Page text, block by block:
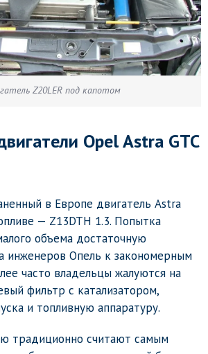
Z20LER под капотом
Opel Astra GTC
в Европе двигатель Astra
— Z13DTH 1.3. Попытка
объема достаточную
инженеров Опель к закономерным
часто владельцы жалуются на
фильтр с катализатором,
и топливную аппаратуру.
традиционно считают самым